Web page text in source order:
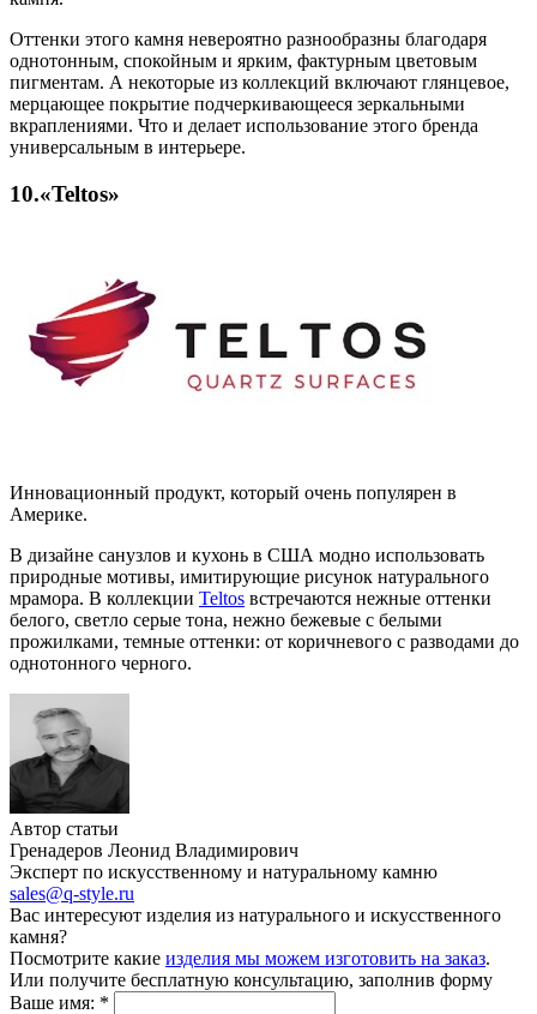
Оттенки этого камня невероятно разнообразны благодаря
однотонным, спокойным и ярким, фактурным цветовым
пигментам. А некоторые из коллекций включают глянцевое,
мерцающее покрытие подчеркивающееся зеркальными
вкраплениями. Что и делает использование этого бренда
универсальным в интерьере.
10.«Teltos»
Инновационный продукт, который очень популярен в
Америке.
В дизайне санузлов и кухонь в США модно использовать
природные мотивы, имитирующие рисунок натурального
мрамора. В коллекции Teltos встречаются нежные оттенки
белого, светло серые тона, нежно бежевые с белыми
прожилками, темные оттенки: от коричневого с разводами до
однотонного черного.
Автор статьи
Гренадеров Леонид Владимирович
Эксперт по искусственному и натуральному камню
sales@q-style.ru
Вас интересуют изделия из натурального и искусственного
камня?
Посмотрите какие изделия мы можем изготовить на заказ.
Или получите бесплатную консультацию, заполнив форму
Ваше имя: *